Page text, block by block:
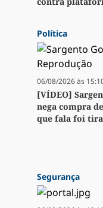
Política
06/08/2026 às
[VÍDEO]
nega compra
que fala foi
Segurança